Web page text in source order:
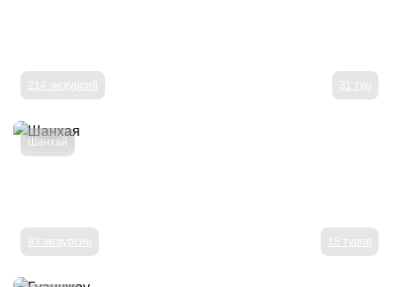
31 тур
214 экскурсий
Шанхай
15 туров
93 экскурсии